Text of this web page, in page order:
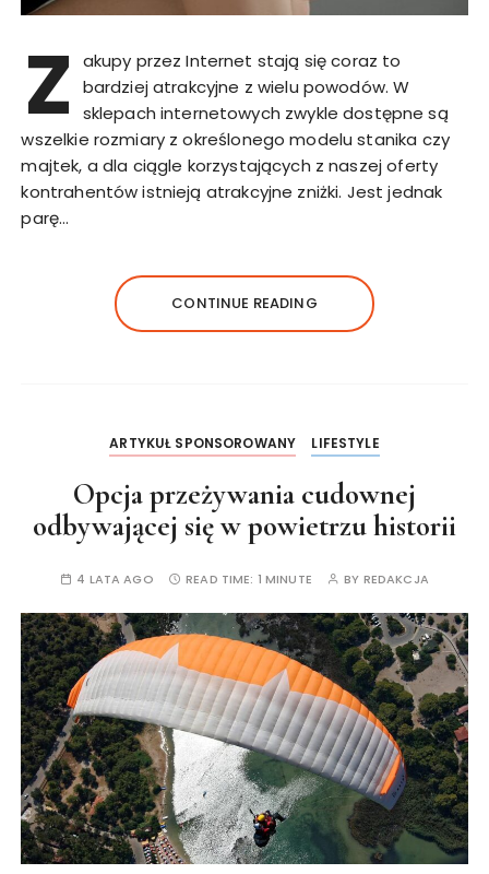
Z
akupy przez Internet stają się coraz to
bardziej atrakcyjne z wielu powodów. W
sklepach internetowych zwykle dostępne są
wszelkie rozmiary z określonego modelu stanika czy
majtek, a dla ciągle korzystających z naszej oferty
kontrahentów istnieją atrakcyjne zniżki. Jest jednak
parę…
CONTINUE READING
ARTYKUŁ SPONSOROWANY LIFESTYLE
Opcja przeżywania cudownej
odbywającej się w powietrzu historii
4 LATA AGO READ TIME: 1 MINUTE BY REDAKCJA